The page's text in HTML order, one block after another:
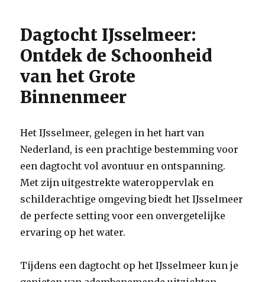
Dagtocht IJsselmeer:
Ontdek de Schoonheid
van het Grote
Binnenmeer
Het IJsselmeer, gelegen in het hart van
Nederland, is een prachtige bestemming voor
een dagtocht vol avontuur en ontspanning.
Met zijn uitgestrekte wateroppervlak en
schilderachtige omgeving biedt het IJsselmeer
de perfecte setting voor een onvergetelijke
ervaring op het water.
Tijdens een dagtocht op het IJsselmeer kun je